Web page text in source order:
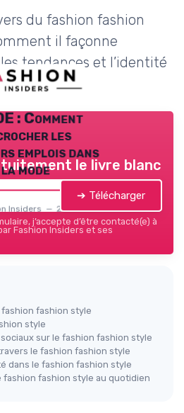
du fashion fashion
il façonne
les tendances et l’identité
: Comment
les
emplois dans
la mode
Insiders — 2026
le livre blanc
➔ Télécharger
j’accepte d’être contacté(e) à
Fashion Insiders et ses
fashion style
style
sur le fashion fashion style
le fashion fashion style
dans le fashion fashion style
fashion fashion style au quotidien